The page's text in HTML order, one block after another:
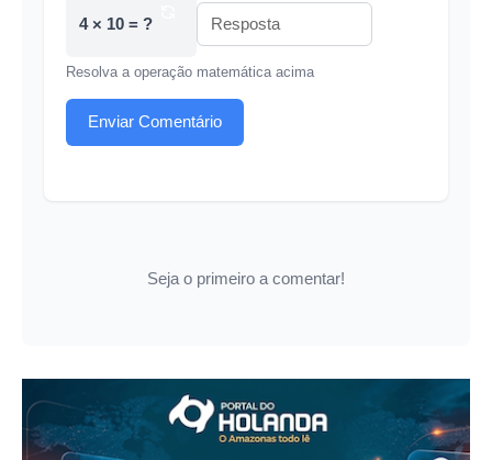
4 × 10 = ?
Resolva a operação matemática acima
Enviar Comentário
Seja o primeiro a comentar!